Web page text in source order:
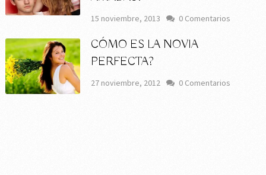
15 noviembre, 2013 0 Comentarios
CÓMO ES LA NOVIA
PERFECTA?
27 noviembre, 2012 0 Comentarios